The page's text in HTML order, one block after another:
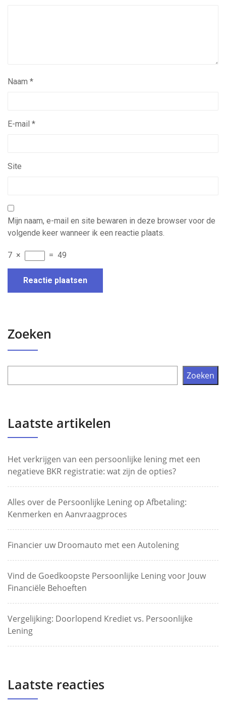
Naam *
E-mail *
Site
Mijn naam, e-mail en site bewaren in deze browser voor de
volgende keer wanneer ik een reactie plaats.
7 × = 49
Zoeken
Zoeken
Laatste artikelen
Het verkrijgen van een persoonlijke lening met een
negatieve BKR registratie: wat zijn de opties?
Alles over de Persoonlijke Lening op Afbetaling:
Kenmerken en Aanvraagproces
Financier uw Droomauto met een Autolening
Vind de Goedkoopste Persoonlijke Lening voor Jouw
Financiële Behoeften
Vergelijking: Doorlopend Krediet vs. Persoonlijke
Lening
Laatste reacties